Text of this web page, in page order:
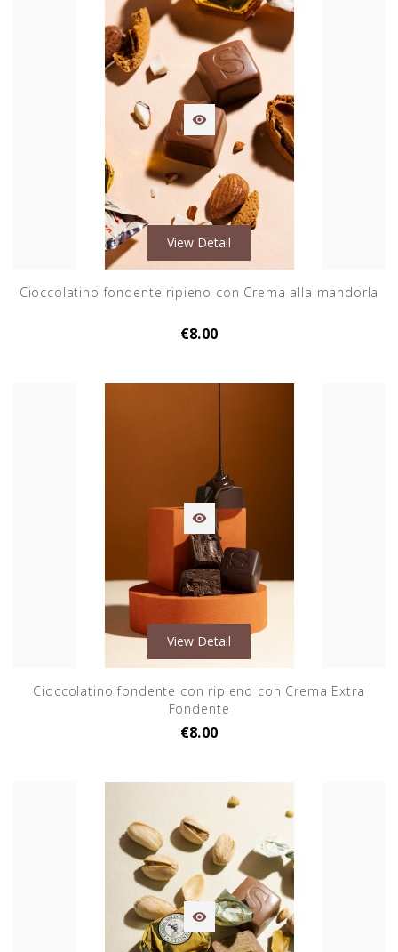

View Detail
Cioccolatino fondente ripieno con Crema alla mandorla
€8.00

View Detail
Cioccolatino fondente con ripieno con Crema Extra
Fondente
€8.00
